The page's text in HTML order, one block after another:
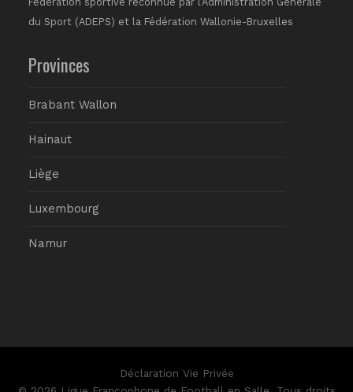
du Sport (ADEPS) et la Fédération Wallonie-Bruxelles
Provinces
Brabant Wallon
Hainaut
Liège
Luxembourg
Namur
Déclaration Vie Privée